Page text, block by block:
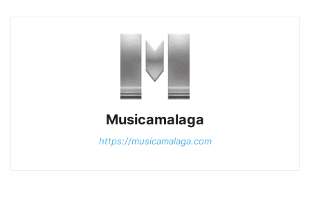
Musicamalaga
https://musicamalaga.com